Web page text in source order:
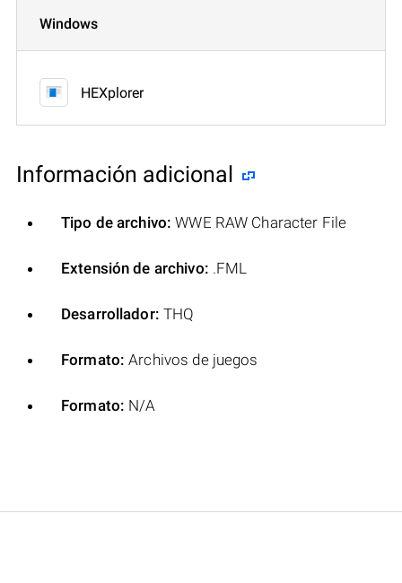
Windows
HEXplorer
Información adicional
Tipo de archivo: WWE RAW Character File
Extensión de archivo: .FML
Desarrollador: THQ
Formato: Archivos de juegos
Formato: N/A